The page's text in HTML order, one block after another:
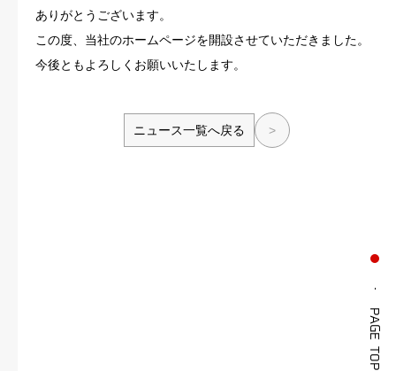
ありがとうございます。
この度、当社のホームページを開設させていただきました。
今後ともよろしくお願いいたします。
ニュース一覧へ戻る >
PAGE TOP